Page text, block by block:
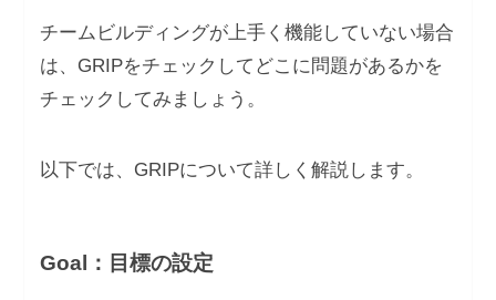
チームビルディングが上手く機能していない場合
は、GRIPをチェックしてどこに問題があるかを
チェックしてみましょう。
以下では、GRIPについて詳しく解説します。
Goal：目標の設定